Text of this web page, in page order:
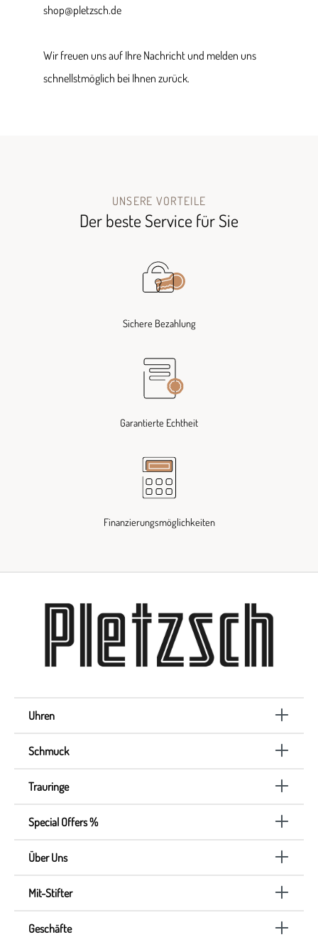
shop@pletzsch.de
Wir freuen uns auf Ihre Nachricht und melden uns
schnellstmöglich bei Ihnen zurück.
UNSERE VORTEILE
Der beste Service für Sie
Sichere Bezahlung
Garantierte Echtheit
Finanzierungsmöglichkeiten
Uhren
Schmuck
Trauringe
Special Offers %
Über Uns
Mit-Stifter
Geschäfte